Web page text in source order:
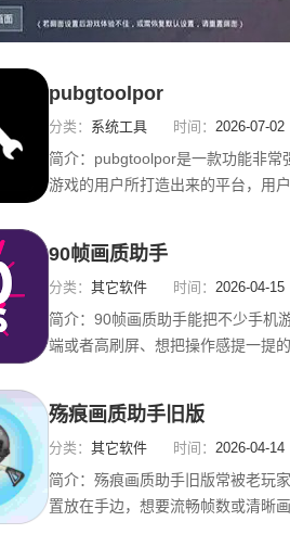
pubgtoolpor
分类： 系统工具 时间： 2026-07-02
简介： pubgtoolpor是一款功能非常
游戏的用户所打造出来的平台，用
解1、首先下载并打开PUBGToolPro
90帧画质助手
分类： 其它软件 时间： 2026-04-15
简介： 90帧画质助手能把不少手机
端或者高刷屏、想把操作感提一提
滑处理，不会盲目追求细节而牺牲
殇痕画质助手旧版
分类： 其它软件 时间： 2026-04-14
简介： 殇痕画质助手旧版常被老玩
置放在手边，想要流畅帧数或清晰